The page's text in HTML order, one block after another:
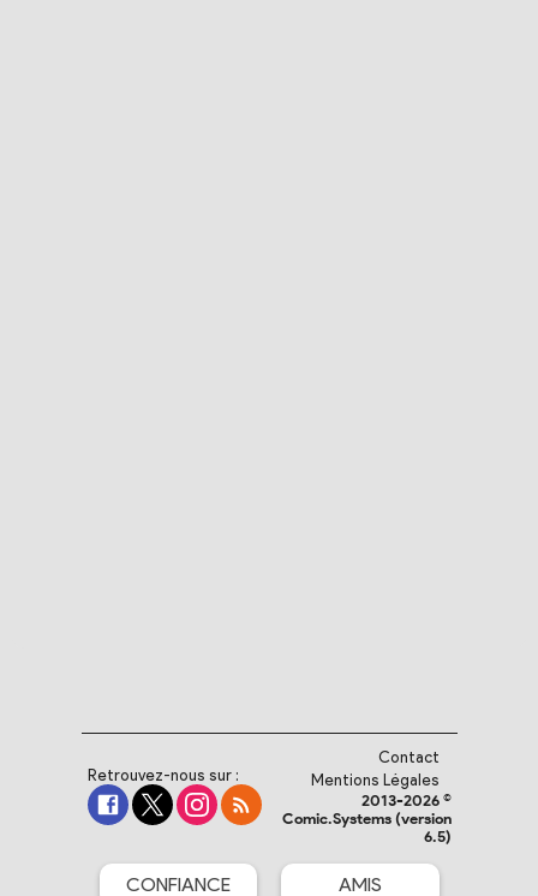
Retrouvez-nous sur :
Contact
Mentions Légales
2013-2026 ©
Comic.Systems (version
6.5)
CONFIANCE AMIS